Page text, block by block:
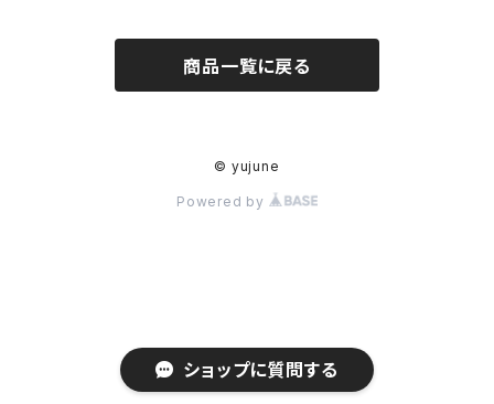
ショップに質問する
ヘアアクセサリー
商品一覧に戻る
© yujune
Powered by